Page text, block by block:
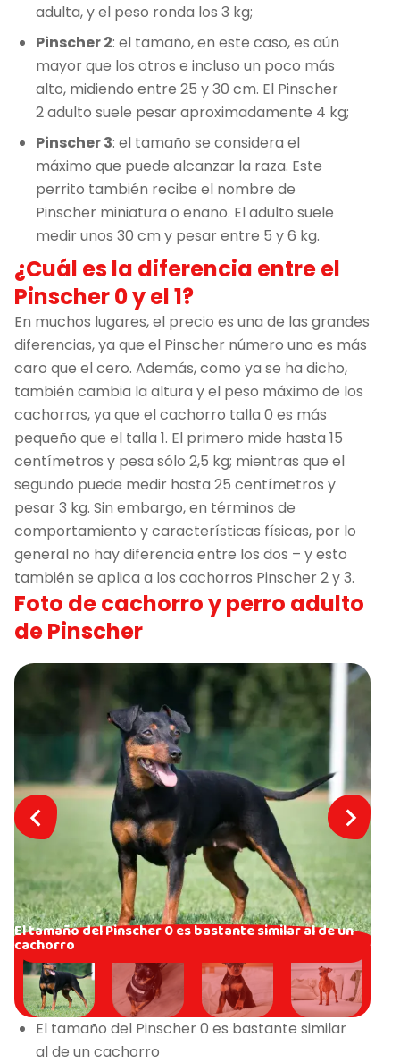
adulta, y el peso ronda los 3 kg;
Pinscher 2: el tamaño, en este caso, es aún
mayor que los otros e incluso un poco más
alto, midiendo entre 25 y 30 cm. El Pinscher
2 adulto suele pesar aproximadamente 4 kg;
Pinscher 3: el tamaño se considera el
máximo que puede alcanzar la raza. Este
perrito también recibe el nombre de
Pinscher miniatura o enano. El adulto suele
medir unos 30 cm y pesar entre 5 y 6 kg.
¿Cuál es la diferencia entre el
Pinscher 0 y el 1?
En muchos lugares, el precio es una de las grandes
diferencias, ya que el Pinscher número uno es más
caro que el cero. Además, como ya se ha dicho,
también cambia la altura y el peso máximo de los
cachorros, ya que el cachorro talla 0 es más
pequeño que el talla 1. El primero mide hasta 15
centímetros y pesa sólo 2,5 kg; mientras que el
segundo puede medir hasta 25 centímetros y
pesar 3 kg. Sin embargo, en términos de
comportamiento y características físicas, por lo
general no hay diferencia entre los dos – y esto
también se aplica a los cachorros Pinscher 2 y 3.
Foto de cachorro y perro adulto
de Pinscher
El tamaño del Pinscher 0 es bastante similar al de un
cachorro
El tamaño del Pinscher 0 es bastante similar
al de un cachorro